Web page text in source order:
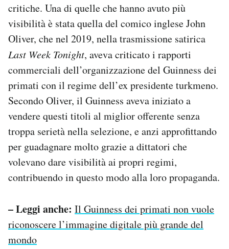
critiche. Una di quelle che hanno avuto più
visibilità è stata quella del comico inglese John
Oliver, che nel 2019, nella trasmissione satirica
Last Week Tonight, aveva criticato i rapporti
commerciali dell’organizzazione del Guinness dei
primati con il regime dell’ex presidente turkmeno.
Secondo Oliver, il Guinness aveva iniziato a
vendere questi titoli al miglior offerente senza
troppa serietà nella selezione, e anzi approfittando
per guadagnare molto grazie a dittatori che
volevano dare visibilità ai propri regimi,
contribuendo in questo modo alla loro propaganda.
– Leggi anche: Il Guinness dei primati non vuole
riconoscere l’immagine digitale più grande del
mondo